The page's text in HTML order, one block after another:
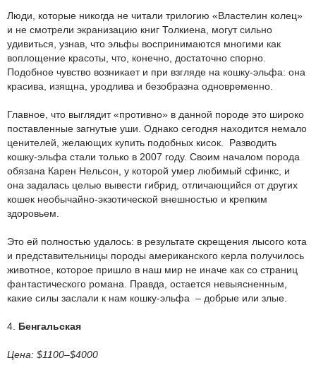
Люди, которые никогда не читали трилогию «Властелин колец»
и не смотрели экранизацию книг Толкиена, могут сильно
удивиться, узнав, что эльфы воспринимаются многими как
воплощение красоты, что, конечно, достаточно спорно.
Подобное чувство возникает и при взгляде на кошку-эльфа: она
красива, изящна, уродлива и безобразна одновременно.
Главное, что выглядит «противно» в данной породе это широко
поставленные загнутые уши. Однако сегодня находится немало
ценителей, желающих купить подобных кисок. Разводить
кошку-эльфа стали только в 2007 году. Своим началом порода
обязана Карен Нельсон, у которой умер любимый сфинкс, и
она задалась целью вывести гибрид, отличающийся от других
кошек необычайно-экзотической внешностью и крепким
здоровьем.
Это ей полностью удалось: в результате скрещения лысого кота
и представительницы породы американского керла получилось
животное, которое пришло в наш мир не иначе как со страниц
фантастического романа. Правда, остается невыясненным,
какие силы заслали к нам кошку-эльфа – добрые или злые.
4. Бенгальская
Цена: $1100–$4000